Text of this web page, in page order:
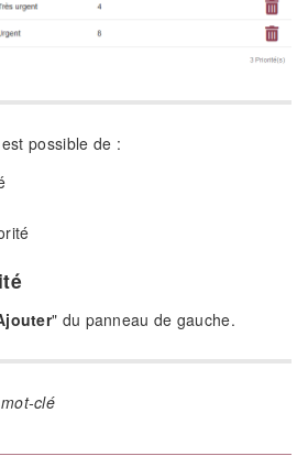
possible de :
" du panneau de gauche.
clé